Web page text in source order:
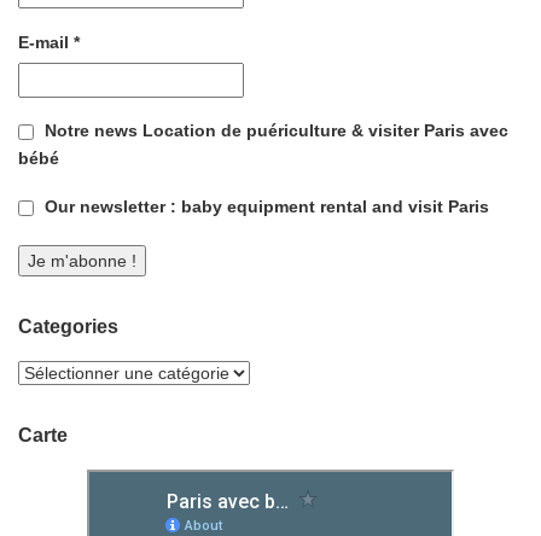
E-mail *
Notre news Location de puériculture & visiter Paris avec
bébé
Our newsletter : baby equipment rental and visit Paris
Categories
Carte